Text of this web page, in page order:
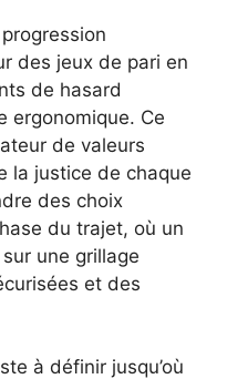
des jeux de pari en
de hasard
ergonomique. Ce
de valeurs
la justice de chaque
des choix
du trajet, où un
une grillage
et des
à définir jusqu’où